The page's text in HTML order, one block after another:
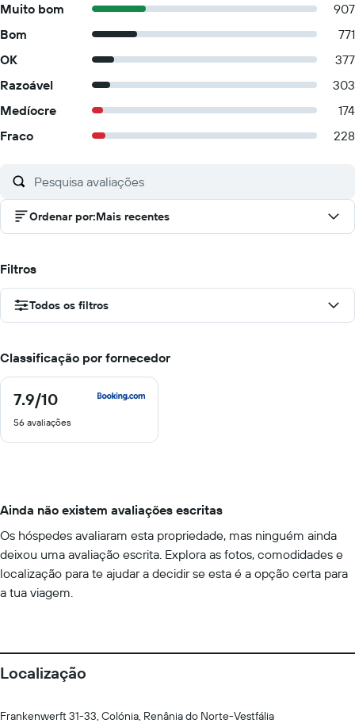
Muito bom
907
Bom
771
OK
377
Razoável
303
Medíocre
174
Fraco
228
Ordenar por:Mais recentes
Filtros
Todos os filtros
Classificação por fornecedor
7.9/10
7.9
10
56 avaliações
Ainda não existem avaliações escritas
Os hóspedes avaliaram esta propriedade, mas ninguém ainda
deixou uma avaliação escrita. Explora as fotos, comodidades e
localização para te ajudar a decidir se esta é a opção certa para
a tua viagem.
Localização
Frankenwerft 31-33, Colónia, Renânia do Norte-Vestfália